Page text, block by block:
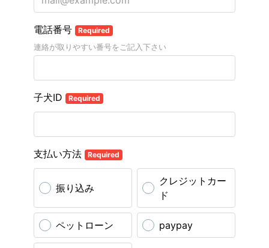
電話番号 Required
連絡が取りやすい番号をご記入下さい
子犬ID Required
支払い方法 Required
振り込み
クレジットカー
ド
ペットローン paypay